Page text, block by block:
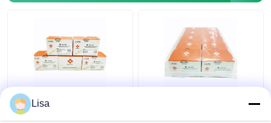
Real Time HSV-6
Herpes Simplex Virus
HSV-1 Dan 2 Real Time
Lisa